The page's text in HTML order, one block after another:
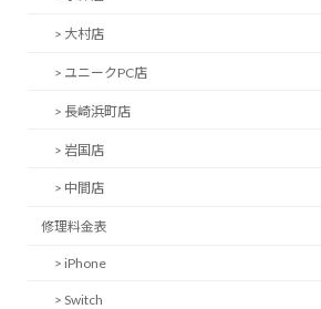
> 大村店
> ユニークPC店
> 長崎浜町店
> 岩国店
> 中間店
修理料金表
> iPhone
> Switch